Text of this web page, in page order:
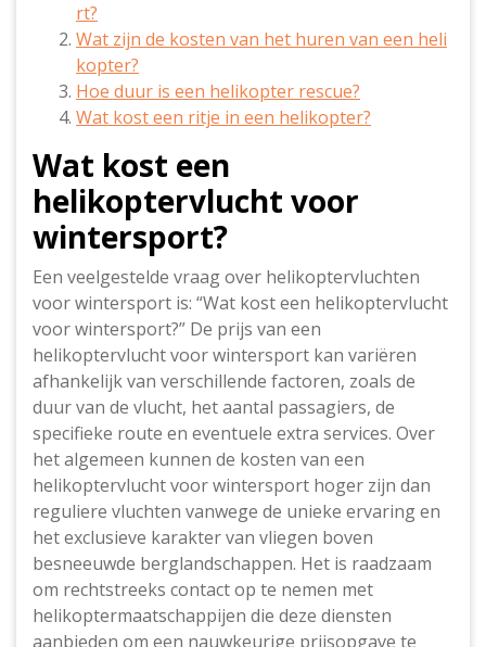
rt?
Wat zijn de kosten van het huren van een heli
kopter?
Hoe duur is een helikopter rescue?
Wat kost een ritje in een helikopter?
Wat kost een
helikoptervlucht voor
wintersport?
Een veelgestelde vraag over helikoptervluchten
voor wintersport is: “Wat kost een helikoptervlucht
voor wintersport?” De prijs van een
helikoptervlucht voor wintersport kan variëren
afhankelijk van verschillende factoren, zoals de
duur van de vlucht, het aantal passagiers, de
specifieke route en eventuele extra services. Over
het algemeen kunnen de kosten van een
helikoptervlucht voor wintersport hoger zijn dan
reguliere vluchten vanwege de unieke ervaring en
het exclusieve karakter van vliegen boven
besneeuwde berglandschappen. Het is raadzaam
om rechtstreeks contact op te nemen met
helikoptermaatschappijen die deze diensten
aanbieden om een nauwkeurige prijsopgave te